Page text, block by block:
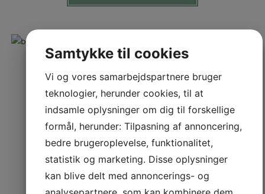
Samtykke til cookies
Vi og vores samarbejdspartnere bruger
teknologier, herunder cookies, til at
indsamle oplysninger om dig til forskellige
formål, herunder: Tilpasning af annoncering,
bedre brugeroplevelse, funktionalitet,
statistik og marketing. Disse oplysninger
kan blive delt med annoncerings- og